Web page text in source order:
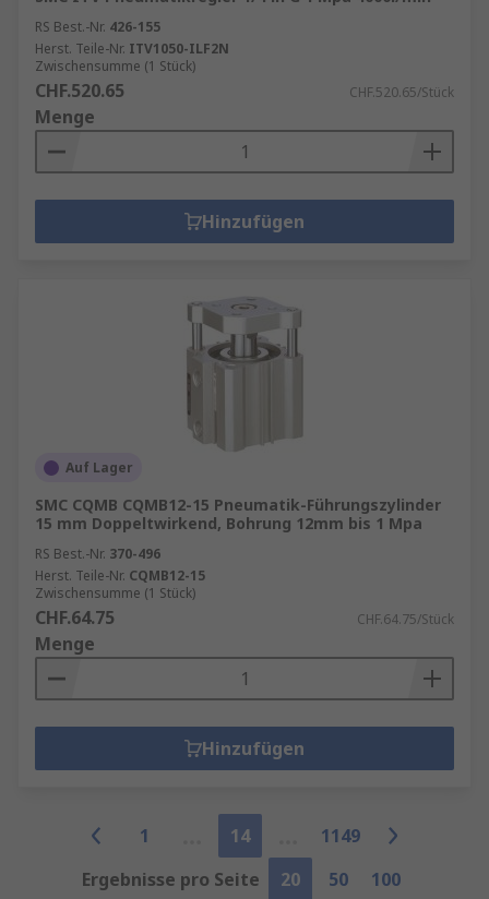
RS Best.-Nr. 426-155
Herst. Teile-Nr. ITV1050-ILF2N
Zwischensumme (1 Stück)
CHF.520.65 CHF.520.65/Stück
Menge
Hinzufügen
Auf Lager
SMC CQMB CQMB12-15 Pneumatik-Führungszylinder
15 mm Doppeltwirkend, Bohrung 12mm bis 1 Mpa
RS Best.-Nr. 370-496
Herst. Teile-Nr. CQMB12-15
Zwischensumme (1 Stück)
CHF.64.75 CHF.64.75/Stück
Menge
Hinzufügen
1 14
1149
Ergebnisse pro Seite
20 50 100